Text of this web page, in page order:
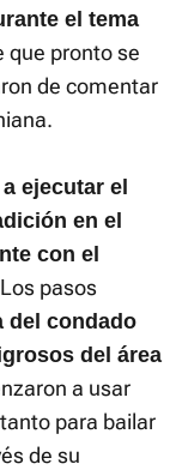
el tema
que pronto se
de comentar
ejecutar el
en el
con el
Los pasos
del condado
del área
a usar
para bailar
de su